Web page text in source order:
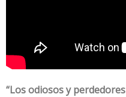
“Los odiosos y perdedores